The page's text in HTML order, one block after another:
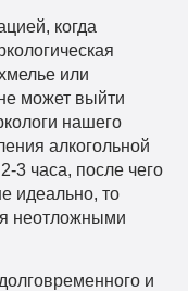
когда
или
может выйти
нашего
алкогольной
3 часа, после чего
идеально, то
неотложными
и